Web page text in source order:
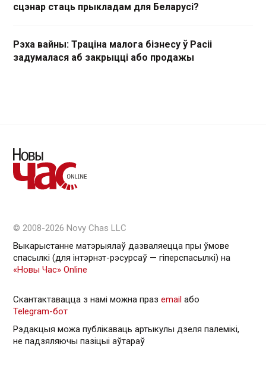
сцэнар стаць прыкладам для Беларусі?
Рэха вайны: Траціна малога бізнесу ў Расіі
задумалася аб закрыцці або продажы
© 2008-2026 Novy Chas LLC
Выкарыстанне матэрыялаў дазваляецца пры ўмове
спасылкі (для інтэрнэт-рэсурсаў — гiперспасылкi) на
«Новы Час» Online
Скантактавацца з намі можна праз email або
Telegram-бот
Рэдакцыя можа публікаваць артыкулы дзеля палемікі,
не падзяляючы пазіцыі аўтараў